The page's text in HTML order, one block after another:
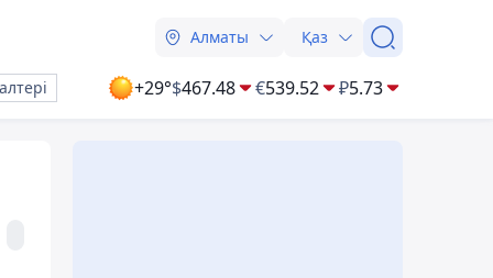
Алматы Қаз
+29°$467.48 €539.52 ₽5.73